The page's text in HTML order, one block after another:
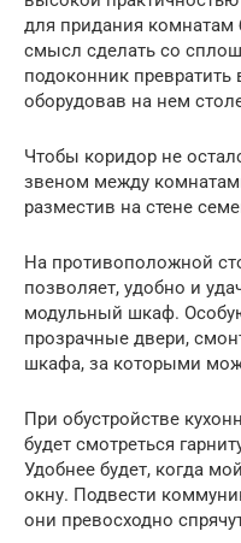
для придания
смысл сделать со
подоконник превратить
оборудовав на нем
Чтобы коридор не
звеном между
разместив на стене
На противоположной
позволяет, удобно и
модульный шкаф.
прозрачные двери,
шкафа, за которыми
При обустройстве
будет смотреться
Удобнее будет, когда
окну. Подвести
они превосходно